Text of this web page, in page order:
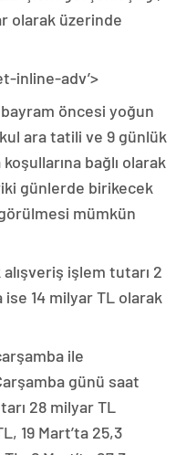
olarak üzerinde
inline-adv’>
öncesi yoğun
ara tatili ve 9 günlük
bağlı olarak
günlerde birikecek
mümkün
işlem tutarı 2
ise 14 milyar TL olarak
ile
günü saat
28 milyar TL
19 Mart’ta 25,3